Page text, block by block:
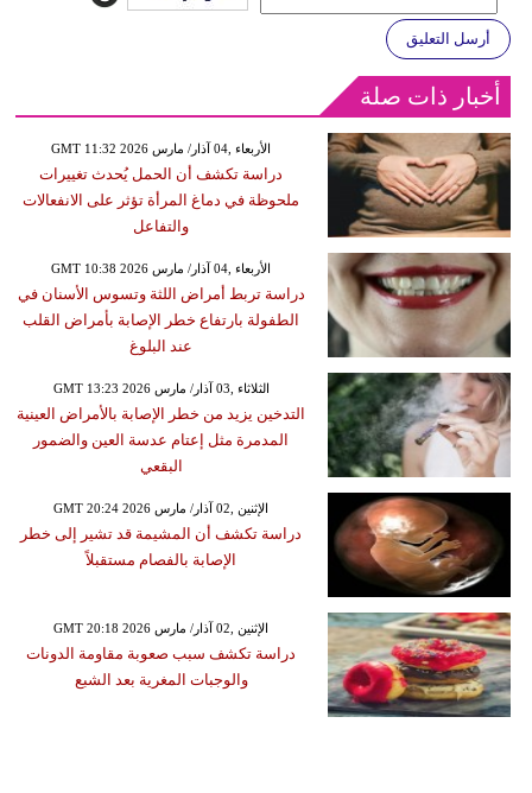
أرسل التعليق
أخبار ذات صلة
GMT 11:32 2026 الأربعاء ,04 آذار/ مارس
دراسة تكشف أن الحمل يُحدث تغييرات
ملحوظة في دماغ المرأة تؤثر على الانفعالات
والتفاعل
GMT 10:38 2026 الأربعاء ,04 آذار/ مارس
دراسة تربط أمراض اللثة وتسوس الأسنان في
الطفولة بارتفاع خطر الإصابة بأمراض القلب
عند البلوغ
GMT 13:23 2026 الثلاثاء ,03 آذار/ مارس
التدخين يزيد من خطر الإصابة بالأمراض العينية
المدمرة مثل إعتام عدسة العين والضمور
البقعي
GMT 20:24 2026 الإثنين ,02 آذار/ مارس
دراسة تكشف أن المشيمة قد تشير إلى خطر
الإصابة بالفصام مستقبلاً
GMT 20:18 2026 الإثنين ,02 آذار/ مارس
دراسة تكشف سبب صعوبة مقاومة الدونات
والوجبات المغرية بعد الشبع